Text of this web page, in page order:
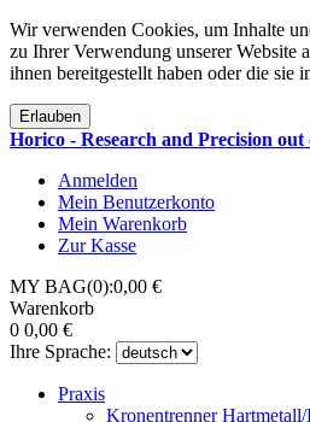
Wir verwenden Cookies, um Inhalte
zu Ihrer Verwendung unserer Website
ihnen bereitgestellt haben oder die sie
Erlauben
Horico - Research and Precision
Anmelden
Mein Benutzerkonto
Mein Warenkorb
Zur Kasse
MY BAG(0):0,00 €
Warenkorb
0 0,00 €
Ihre Sprache:
Praxis
Kronentrenner